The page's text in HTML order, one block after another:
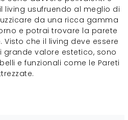
usufruendo al meglio di
da una ricca gamma
e potrai trovare la parete
che il living deve essere
valore estetico, sono
e funzionali come le Pareti